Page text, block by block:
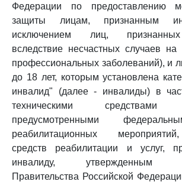
Федерации по предоставлению
защиты лицам, признанным
исключением лиц,
вследствие несчастных случаев на
профессиональных заболеваний), и
до 18 лет, которым установлена
инвалид" (далее - инвалиды) в
техническими средствами
предусмотренными
реабилитационных
средств реабилитации и услуг,
инвалиду, утвержденным
Правительства Российской